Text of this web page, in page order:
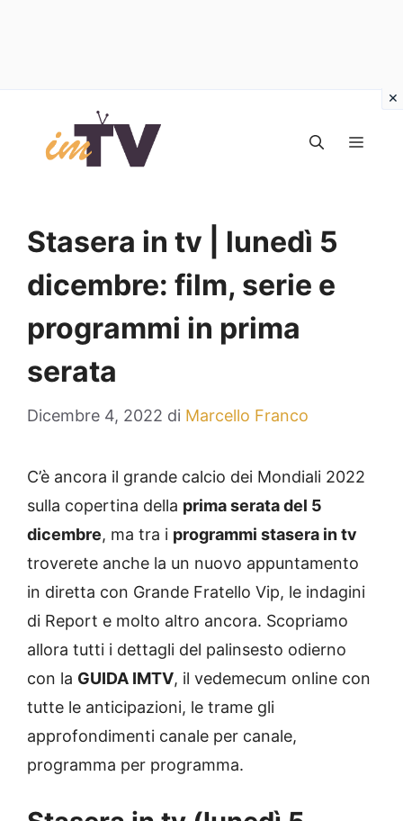
contenuto
Stasera in tv | lunedì 5
dicembre: film, serie e
programmi in prima
serata
Dicembre 4, 2022 di Marcello Franco
C’è ancora il grande calcio dei Mondiali 2022
sulla copertina della prima serata del 5
dicembre, ma tra i programmi stasera in tv
troverete anche la un nuovo appuntamento
in diretta con Grande Fratello Vip, le indagini
di Report e molto altro ancora. Scopriamo
allora tutti i dettagli del palinsesto odierno
con la GUIDA IMTV, il vedemecum online con
tutte le anticipazioni, le trame gli
approfondimenti canale per canale,
programma per programma.